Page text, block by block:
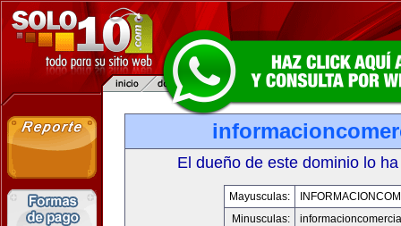
El dueño de este dominio lo
Mayusculas:
Minusculas: